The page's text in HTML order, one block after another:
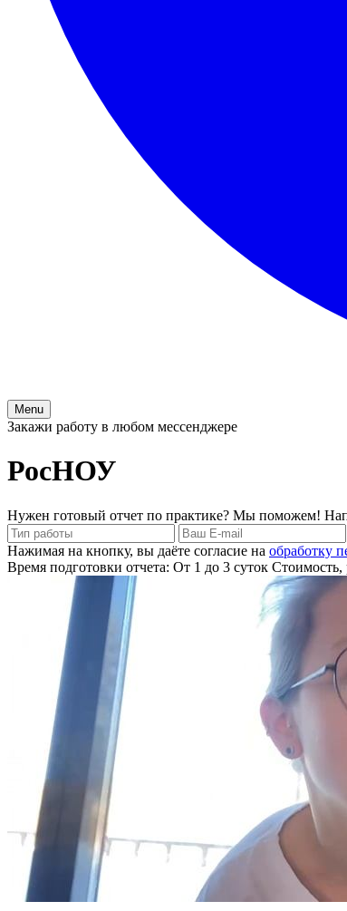
Menu
Закажи работу в любом мессенджере
РосНОУ
Нужен готовый отчет по практике? Мы поможем!
Нажимая на кнопку, вы даёте согласие на обработку
Время подготовки отчета: От 1 до 3 суток Стоимость,